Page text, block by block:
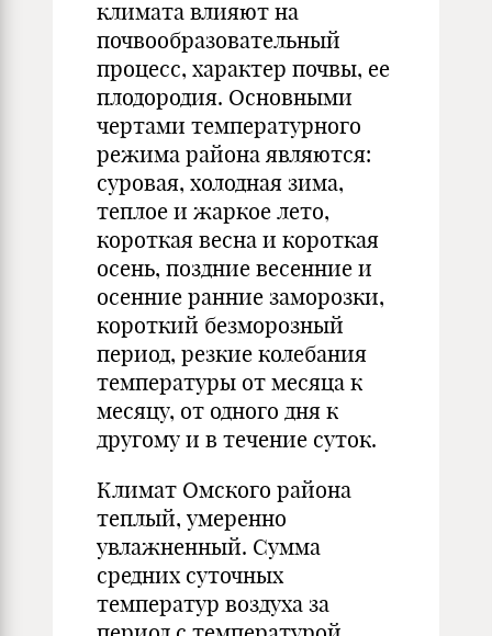
климата влияют на
почвообразовательный
процесс, характер почвы, ее
плодородия. Основными
чертами температурного
режима района являются:
суровая, холодная зима,
теплое и жаркое лето,
короткая весна и короткая
осень, поздние весенние и
осенние ранние заморозки,
короткий безморозный
период, резкие колебания
температуры от месяца к
месяцу, от одного дня к
другому и в течение суток.
Климат Омского района
теплый, умеренно
увлажненный. Сумма
средних суточных
температур воздуха за